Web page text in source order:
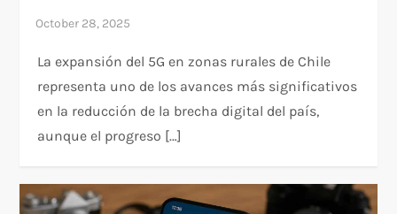
La expansión del 5G en zonas rurales de Chile
representa uno de los avances más significativos
en la reducción de la brecha digital del país,
aunque el progreso […]